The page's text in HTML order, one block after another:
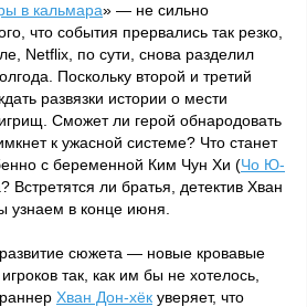
в кальмара» — не сильно
что события прервались так резко,
Netflix, по сути, снова разделил
Поскольку второй и третий
развязки истории о мести
Сможет ли герой обнародовать
к ужасной системе? Что станет
с беременной Ким Чун Хи (Чо Ю-
ли братья, детектив Хван
узнаем в конце июня.
сюжета — новые кровавые
так, как им бы не хотелось,
Хван Дон-хёк уверяет, что